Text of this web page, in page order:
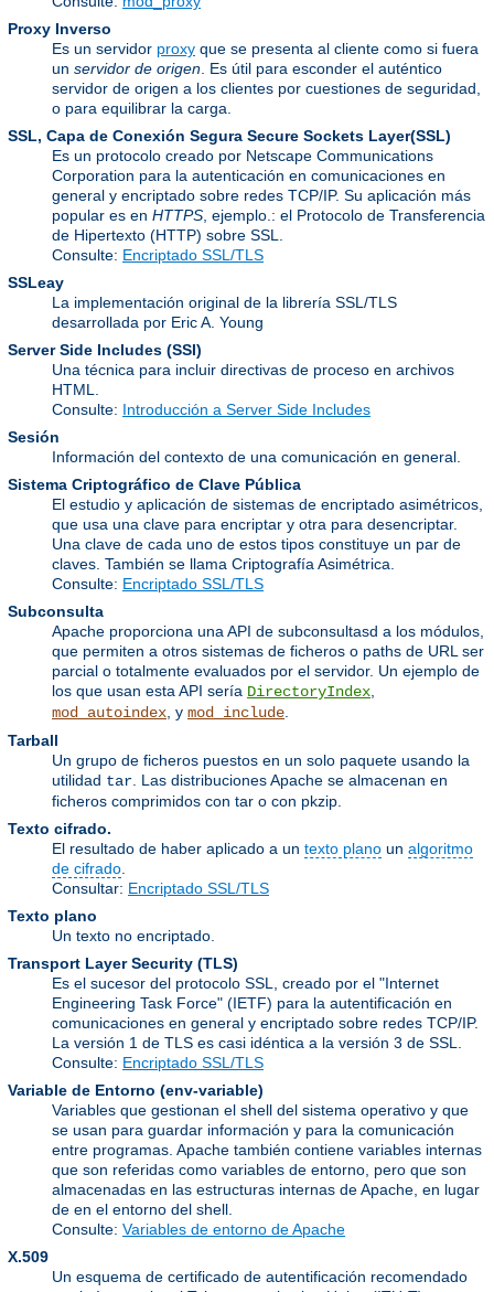
Proxy Inverso
Es un servidor proxy que se presenta al cliente como si fuera
un servidor de origen . Es útil para esconder el auténtico
servidor de origen a los clientes por cuestiones de seguridad,
o para equilibrar la carga.
SSL, Capa de Conexión Segura Secure Sockets Layer(SSL)
Es un protocolo creado por Netscape Communications
Corporation para la autenticación en comunicaciones en
general y encriptado sobre redes TCP/IP. Su aplicación más
popular es en HTTPS , ejemplo.: el Protocolo de Transferencia
de Hipertexto (HTTP) sobre SSL.
Consulte: Encriptado SSL/TLS
SSLeay
La implementación original de la librería SSL/TLS
desarrollada por Eric A. Young
Server Side Includes (SSI)
Una técnica para incluir directivas de proceso en archivos
HTML.
Consulte: Introducción a Server Side Includes
Sesión
Información del contexto de una comunicación en general.
Sistema Criptográfico de Clave Pública
El estudio y aplicación de sistemas de encriptado asimétricos,
que usa una clave para encriptar y otra para desencriptar.
Una clave de cada uno de estos tipos constituye un par de
claves. También se llama Criptografía Asimétrica.
Consulte: Encriptado SSL/TLS
Subconsulta
Apache proporciona una API de subconsultasd a los módulos,
que permiten a otros sistemas de ficheros o paths de URL ser
parcial o totalmente evaluados por el servidor. Un ejemplo de
los que usan esta API sería DirectoryIndex
mod_autoindex , y mod_include
Tarball
Un grupo de ficheros puestos en un solo paquete usando la
utilidad tar . Las distribuciones Apache se almacenan en
ficheros comprimidos con tar o con pkzip.
Texto cifrado.
El resultado de haber aplicado a un texto plano un algoritmo
de cifrado
Consultar: Encriptado SSL/TLS
Texto plano
Un texto no encriptado.
Transport Layer Security (TLS)
Es el sucesor del protocolo SSL, creado por el "Internet
Engineering Task Force" (IETF) para la autentificación en
comunicaciones en general y encriptado sobre redes TCP/IP.
La versión 1 de TLS es casi idéntica a la versión 3 de SSL.
Consulte: Encriptado SSL/TLS
Variable de Entorno (env-variable)
Variables que gestionan el shell del sistema operativo y que
se usan para guardar información y para la comunicación
entre programas. Apache también contiene variables internas
que son referidas como variables de entorno, pero que son
almacenadas en las estructuras internas de Apache, en lugar
de en el entorno del shell.
Consulte: Variables de entorno de Apache
X.509
Un esquema de certificado de autentificación recomendado